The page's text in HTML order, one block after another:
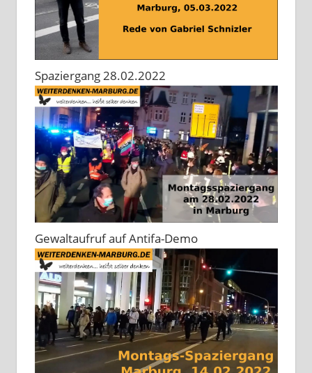
Spaziergang 28.02.2022
Gewaltaufruf auf Antifa-Demo